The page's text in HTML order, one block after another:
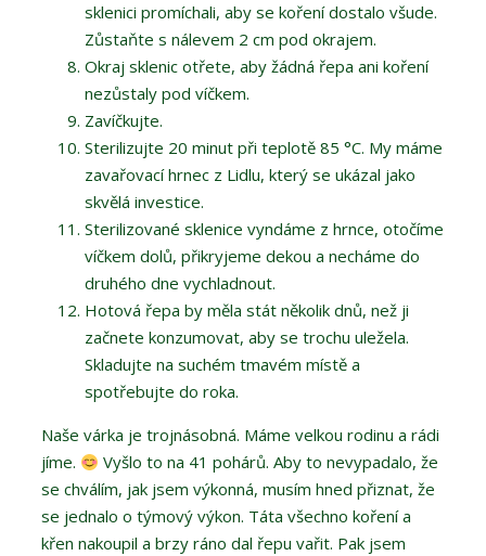
sklenici promíchali, aby se koření dostalo všude.
Zůstaňte s nálevem 2 cm pod okrajem.
Okraj sklenic otřete, aby žádná řepa ani koření
nezůstaly pod víčkem.
Zavíčkujte.
Sterilizujte 20 minut při teplotě 85 °C. My máme
zavařovací hrnec z Lidlu, který se ukázal jako
skvělá investice.
Sterilizované sklenice vyndáme z hrnce, otočíme
víčkem dolů, přikryjeme dekou a necháme do
druhého dne vychladnout.
Hotová řepa by měla stát několik dnů, než ji
začnete konzumovat, aby se trochu uležela.
Skladujte na suchém tmavém místě a
spotřebujte do roka.
Naše várka je trojnásobná. Máme velkou rodinu a rádi
jíme.
Vyšlo to na 41 pohárů. Aby to nevypadalo, že
se chválím, jak jsem výkonná, musím hned přiznat, že
se jednalo o týmový výkon. Táta všechno koření a
křen nakoupil a brzy ráno dal řepu vařit. Pak jsem